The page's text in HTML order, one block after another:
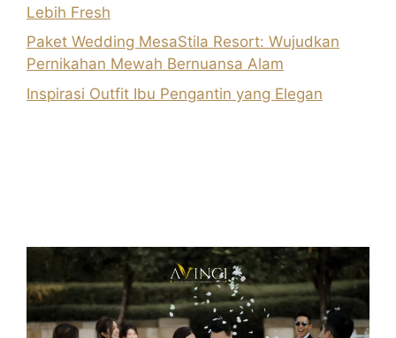
Lebih Fresh
Paket Wedding MesaStila Resort: Wujudkan
Pernikahan Mewah Bernuansa Alam
Inspirasi Outfit Ibu Pengantin yang Elegan